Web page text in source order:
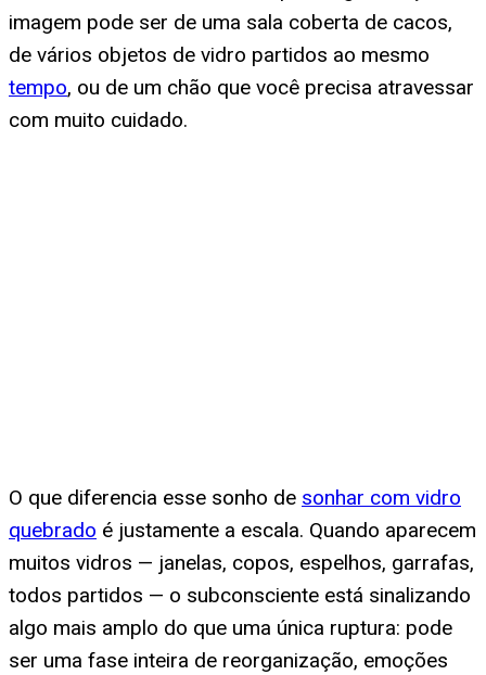
imagem pode ser de uma sala coberta de cacos,
de vários objetos de vidro partidos ao mesmo
tempo, ou de um chão que você precisa atravessar
com muito cuidado.
O que diferencia esse sonho de sonhar com vidro
quebrado é justamente a escala. Quando aparecem
muitos vidros — janelas, copos, espelhos, garrafas,
todos partidos — o subconsciente está sinalizando
algo mais amplo do que uma única ruptura: pode
ser uma fase inteira de reorganização, emoções